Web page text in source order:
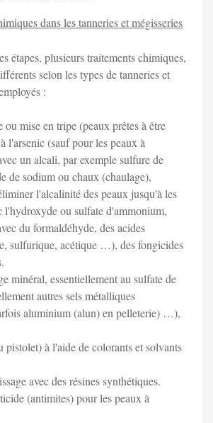
dans les tanneries et mégisseries
étapes, plusieurs traitements chimiques,
selon les types de tanneries et
:
mise en tripe (peaux prêtes à être
l'arsenic (sauf pour les peaux à
un alcali, par exemple sulfure de
de sodium ou chaux (chaulage),
l'alcalinité des peaux jusqu'à les
l'hydroxyde ou sulfate d'ammonium,
du formaldéhyde, des acides
sulfurique, acétique …), des fongicides
minéral, essentiellement au sulfate de
autres sels métalliques
aluminium (alun) en pelleterie) …),
pistolet) à l'aide de colorants et solvants
avec des résines synthétiques.
(antimites) pour les peaux à